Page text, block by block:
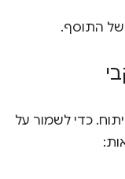
של התוסף.
כדי לשמור על